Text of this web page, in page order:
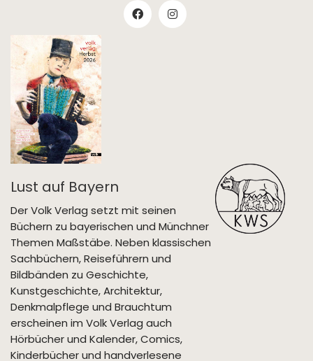
Lust auf Bayern
Der Volk Verlag setzt mit seinen
Büchern zu bayerischen und Münchner
Themen Maßstäbe. Neben klassischen
Sachbüchern, Reiseführern und
Bildbänden zu Geschichte,
Kunstgeschichte, Architektur,
Denkmalpflege und Brauchtum
erscheinen im Volk Verlag auch
Hörbücher und Kalender, Comics,
Kinderbücher und handverlesene